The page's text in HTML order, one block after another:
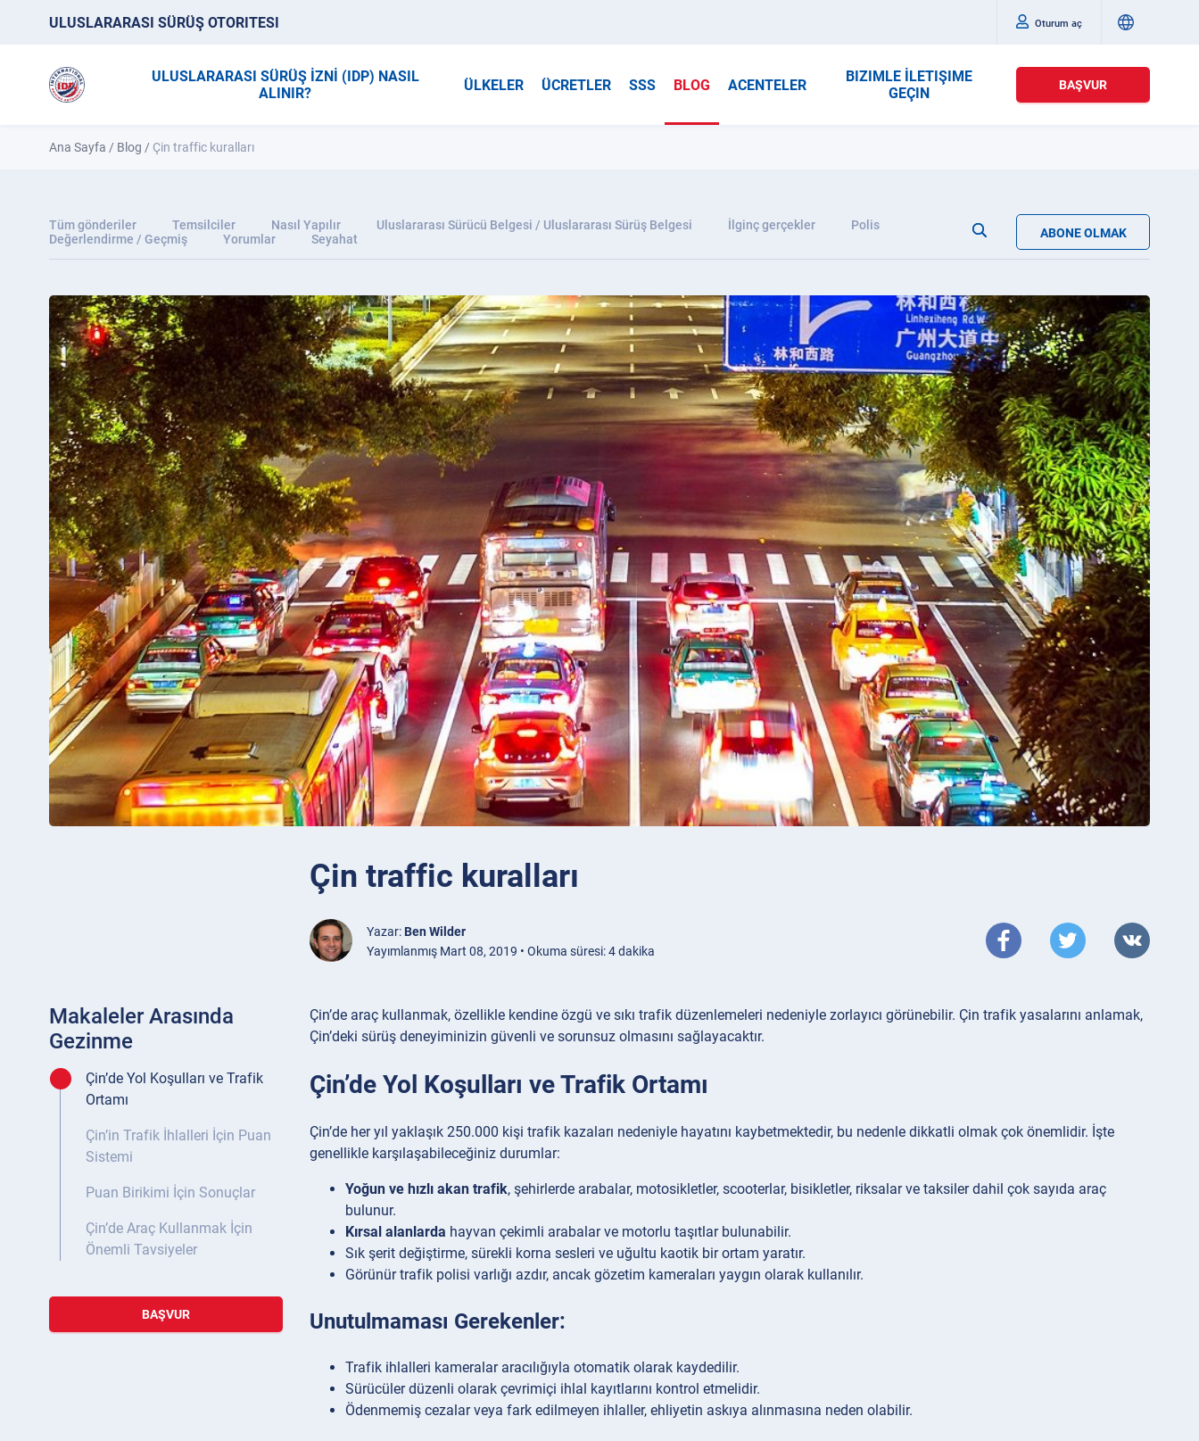
ULUSLARARASI SÜRÜŞ OTORITESI Oturum aç
ULUSLARARASI SÜRÜŞ İZNİ (IDP) NASIL
ALINIR?
ÜLKELER ÜCRETLER SSS BLOG ACENTELER
BIZIMLE İLETIŞIME
GEÇIN
BAŞVUR
Ana Sayfa / Blog / Çin traffiс kuralları
Tüm gönderiler Temsilciler Nasıl Yapılır Uluslararası Sürücü Belgesi / Uluslararası Sürüş Belgesi İlginç gerçekler
Polis
Değerlendirme / Geçmiş
Yorumlar Seyahat ABONE OLMAK
Çin traffiс kuralları
Yazar: Ben Wilder
Yayımlanmış Mart 08, 2019 • Okuma süresi: 4 dakika
Makaleler Arasında
Gezinme
Çin’de Yol Koşulları ve Trafik
Ortamı
Çin’in Trafik İhlalleri İçin Puan
Sistemi
Puan Birikimi İçin Sonuçlar
Çin’de Araç Kullanmak İçin
Önemli Tavsiyeler
BAŞVUR
Çin’de araç kullanmak, özellikle kendine özgü ve sıkı trafik düzenlemeleri nedeniyle zorlayıcı görünebilir. Çin trafik yasalarını anlamak,
Çin’deki sürüş deneyiminizin güvenli ve sorunsuz olmasını sağlayacaktır.
Çin’de Yol Koşulları ve Trafik Ortamı
Çin’de her yıl yaklaşık 250.000 kişi trafik kazaları nedeniyle hayatını kaybetmektedir, bu nedenle dikkatli olmak çok önemlidir. İşte
genellikle karşılaşabileceğiniz durumlar:
Yoğun ve hızlı akan trafik, şehirlerde arabalar, motosikletler, scooterlar, bisikletler, riksalar ve taksiler dahil çok sayıda araç
bulunur.
Kırsal alanlarda hayvan çekimli arabalar ve motorlu taşıtlar bulunabilir.
Sık şerit değiştirme, sürekli korna sesleri ve uğultu kaotik bir ortam yaratır.
Görünür trafik polisi varlığı azdır, ancak gözetim kameraları yaygın olarak kullanılır.
Unutulmaması Gerekenler:
Trafik ihlalleri kameralar aracılığıyla otomatik olarak kaydedilir.
Sürücüler düzenli olarak çevrimiçi ihlal kayıtlarını kontrol etmelidir.
Ödenmemiş cezalar veya fark edilmeyen ihlaller, ehliyetin askıya alınmasına neden olabilir.